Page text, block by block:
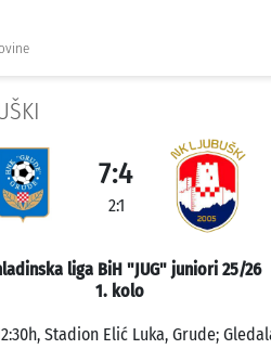
7:4
2:1
liga BiH "JUG" juniori 25/26
1. kolo
Stadion Elić Luka, Grude;